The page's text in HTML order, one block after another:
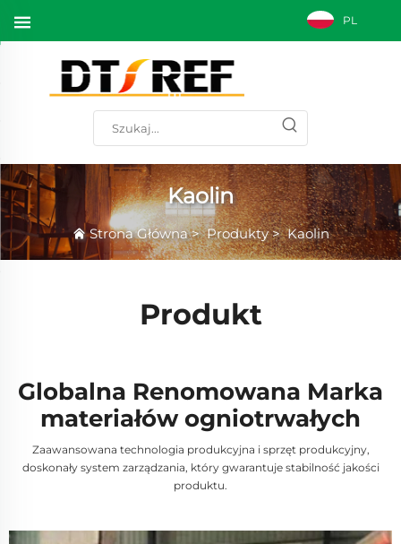
PL
Kaolin
Strona Główna>Produkty>Kaolin
Produkt
Globalna Renomowana Marka
materiałów ogniotrwałych
Zaawansowana technologia produkcyjna i sprzęt produkcyjny,
doskonały system zarządzania, który gwarantuje stabilność jakości
produktu.